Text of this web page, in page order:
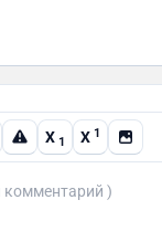
X 1 X 1